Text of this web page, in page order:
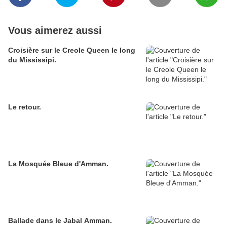
Vous aimerez aussi
Croisière sur le Creole Queen le long
du Mississipi.
Le retour.
La Mosquée Bleue d'Amman.
Ballade dans le Jabal Amman.